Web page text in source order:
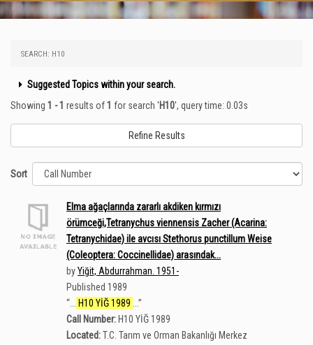
SEARCH: H10
Suggested Topics within your search.
Showing 1 - 1 results of1 for search 'H10', query time: 0.03s
Refine Results
Sort
Elma ağaçlarında zararlı akdiken kırmızı
örümceği,Tetranychus viennensis Zacher (Acarina:
Tetranychidae) ile avcısı Stethorus punctillum Weise
(Coleoptera: Coccinellidae) arasındak...
byYiğit, Abdurrahman. 1951-
Published 1989
“
H10 YİĞ 1989
”
Call Number: H10 YİĞ 1989
Located:T.C. Tarım ve Orman Bakanlığı Merkez